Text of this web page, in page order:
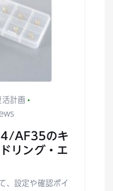
計画
AF35のキ
リング・エ
、設定や確認ポイ